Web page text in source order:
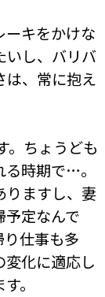
ーキをかけな
いし、バリバ
、常に抱え
。ちょうども
時期で…。
りますし、妻
定なんで
仕事も多
化に適応し
。